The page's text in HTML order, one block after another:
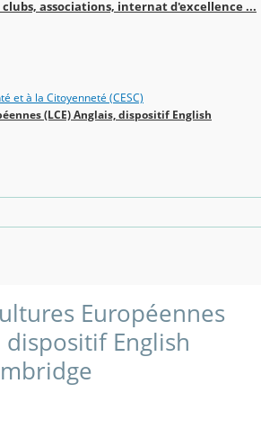
clubs, associations, internat d'excellence ...
et à la Citoyenneté (CESC)
(LCE) Anglais, dispositif English
Européennes
dispositif English